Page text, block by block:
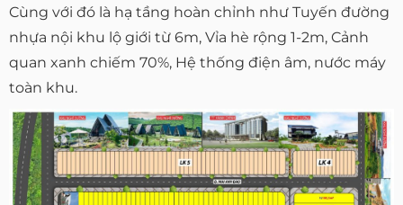
Cùng với đó là hạ tầng hoàn chỉnh như Tuyến đường
nhựa nội khu lộ giới từ 6m, Vỉa hè rộng 1-2m, Cảnh
quan xanh chiếm 70%, Hệ thống điện âm, nước máy
toàn khu.